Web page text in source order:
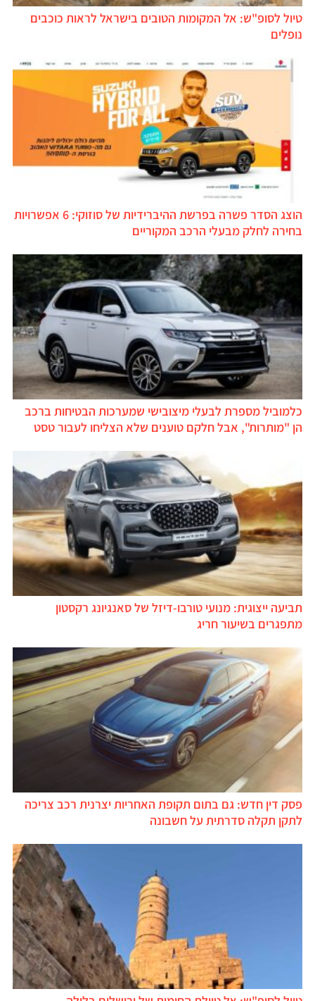
טיול לסופ"ש: אל המקומות הטובים בישראל לראות כוכבים
נופלים
הוצג הסדר פשרה בפרשת ההיברידיות של סוזוקי: 6 אפשרויות
בחירה לחלק מבעלי הרכב המקוריים
כלמוביל מספרת לבעלי מיצובישי שמערכות הבטיחות ברכב
הן "מותרות", אבל חלקם טוענים שלא הצליחו לעבור טסט
תביעה ייצוגית: מנועי טורבו-דיזל של סאנגיונג רקסטון
מתפגרים בשיעור חריג
פסק דין חדש: גם בתום תקופת האחריות יצרנית רכב צריכה
לתקן תקלה סדרתית על חשבונה